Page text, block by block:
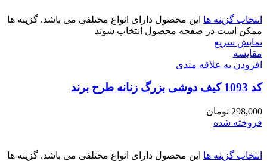
انتخاب گزینه ها این محصول دارای انواع مختلفی می باشد. گزینه ها
ممکن است در صفحه محصول انتخاب شوند
نمایش سریع
مقايسه
افزودن به علاقه مندی
کد 1093 کیف دوشی بزرگ زنانه طرح برند
298,000 تومان
فروخته شده
انتخاب گزینه ها این محصول دارای انواع مختلفی می باشد. گزینه ها